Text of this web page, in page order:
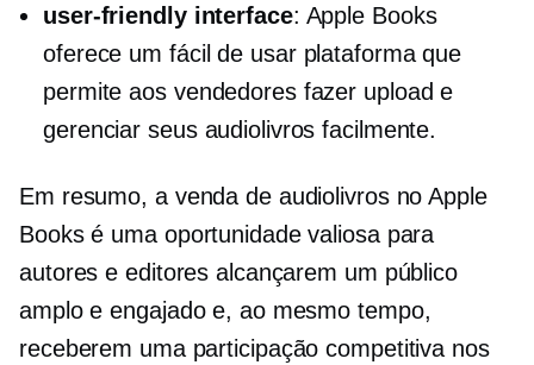
user-friendlyinterface: Apple Books
oferece um fácil de usarplataforma que
permite aos vendedores fazer upload e
gerenciar seus audiolivros facilmente.
Em resumo, a venda de audiolivros no Apple
Books é uma oportunidade valiosa para
autores e editores alcançarem um público
amplo e engajado e, ao mesmo tempo,
receberem uma participação competitiva nos